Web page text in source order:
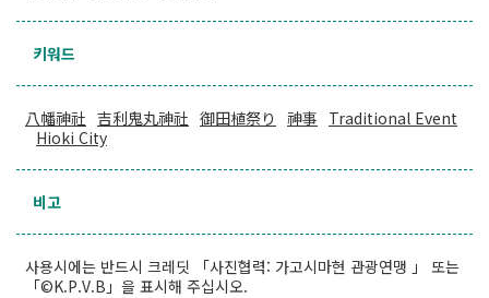
키워드
八幡神社 吉利鬼丸神社 御田植祭り 神事 Traditional Event
Hioki City
비고
사용시에는 반드시 크레딧 「사진협력: 가고시마현 관광연맹 」 또는
「©K.P.V.B」을 표시해 주십시오.